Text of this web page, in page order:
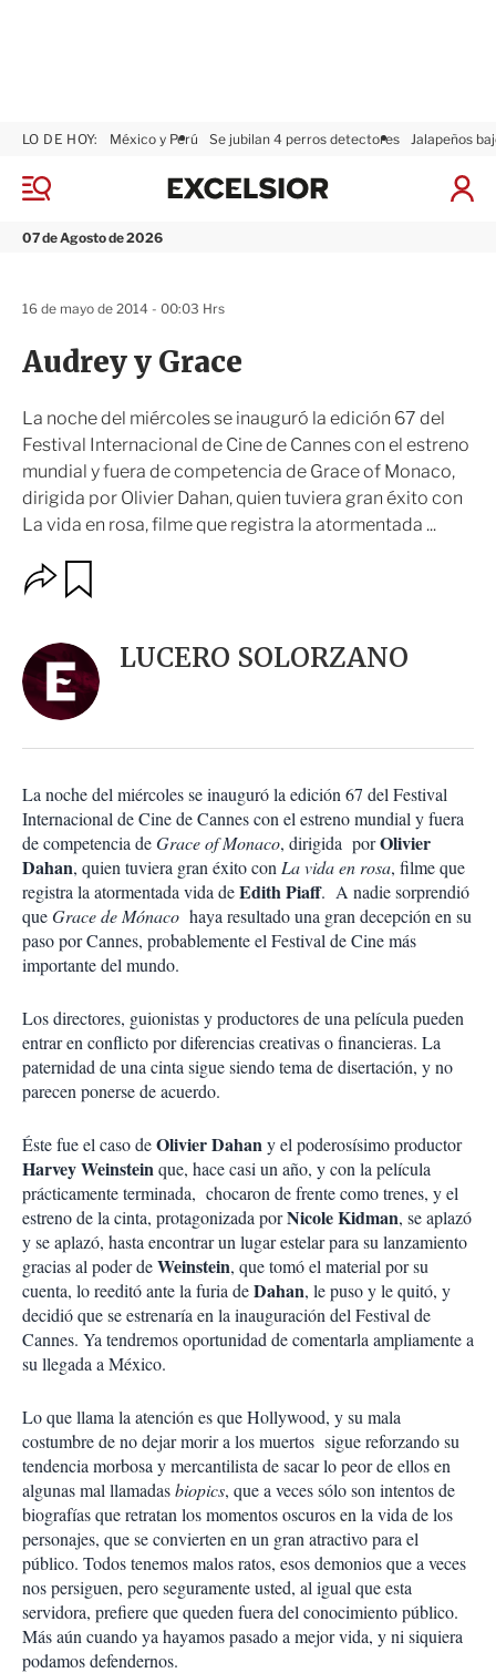
M
n
07 de Agosto de 2026
LO DE HOY: México y Perú Se jubilan 4 perros detectores Jalapeños
I
n
x
Audrey y Grace
La noche del miércoles se inauguró la edición 67 del
Festival Internacional de Cine de Cannes con el estreno
mundial y fuera de competencia de Grace of Monaco,
dirigida por Olivier Dahan, quien tuviera gran éxito con
La vida en rosa, filme que registra la atormentada ...
16 de mayo de 2014 - 00:03 Hrs
O
p
n
e
s
o
m
p
a
r
t
i
r
a
r
LUCERO SOLORZANO
La noche del miércoles se inauguró la edición 67 del Festival
Internacional de Cine de Cannes con el estreno mundial y fuera
de competencia deGrace of Monaco, dirigida porOlivier
Dahan, quien tuviera gran éxito con La vida en rosa, filme que
registra la atormentada vida deEdith Piaff. A nadie sorprendió
queGrace de Mónaco haya resultado una gran decepción en su
paso por Cannes, probablemente el Festival de Cine más
importante del mundo.
Los directores, guionistas y productores de una película pueden
entrar en conflicto por diferencias creativas o financieras. La
paternidad de una cinta sigue siendo tema de disertación, y no
parecen ponerse de acuerdo.
Éste fue el caso deOlivier Dahany el poderosísimo productor
Harvey Weinsteinque, hace casi un año, y con la película
prácticamente terminada, chocaron de frente como trenes, y el
estreno de la cinta, protagonizada porNicole Kidman, se aplazó
y se aplazó, hasta encontrar un lugar estelar para su lanzamiento
gracias al poder deWeinstein, que tomó el material por su
cuenta, lo reeditó ante la furia deDahan, le puso y le quitó, y
decidió que se estrenaría en la inauguración del Festival de
Cannes. Ya tendremos oportunidad de comentarla ampliamente a
su llegada a México.
Lo que llama la atención es que Hollywood, y su mala
costumbre de no dejar morir a los muertos sigue reforzando su
tendencia morbosa y mercantilista de sacar lo peor de ellos en
algunas mal llamadasbiopics, que a veces sólo son intentos de
biografías que retratan los momentos oscuros en la vida de los
personajes, que se convierten en un gran atractivo para el
público. Todos tenemos malos ratos, esos demonios que a veces
nos persiguen, pero seguramente usted, al igual que esta
servidora, prefiere que queden fuera del conocimiento público.
Más aún cuando ya hayamos pasado a mejor vida, y ni siquiera
podamos defendernos.